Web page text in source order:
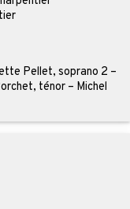
Pellet, soprano 2 –
ténor – Michel